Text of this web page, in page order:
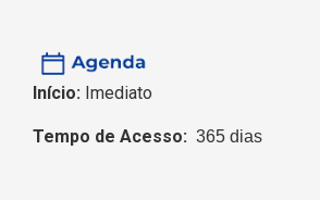
Início: Imediato
Tempo de Acesso: 365 dias